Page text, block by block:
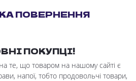
ПОВЕРНЕННЯ
ПОКУПЦІ!
те, що товаром на нашому сайті є
напої, тобто продовольчі товари,